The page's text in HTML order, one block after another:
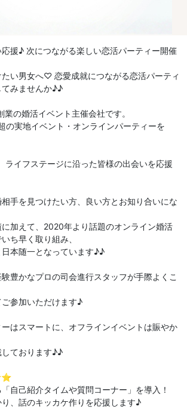
♪ 次につながる楽しい恋活パーティー開催
い男女へ♡ 恋愛成就につながる恋活パーティ
みませんか♪♪
の婚活イベント主催会社です。
の実地イベント・オンラインパーティーを
ライフステージに沿った皆様の出会いを応援
手を見つけたい方、良い方とお知り合いにな
加えて、2020年より話題のオンライン婚活
ち早く取り組み、
本随一となっています♪♪
豊かなプロの司会進行スタッフが手際よくこ
参加いただけます♪
はスマートに、オフラインイベントは賑やか
ております♪♪
自己紹介タイムや質問コーナー」を導入！
、話のキッカケ作りを応援します♪